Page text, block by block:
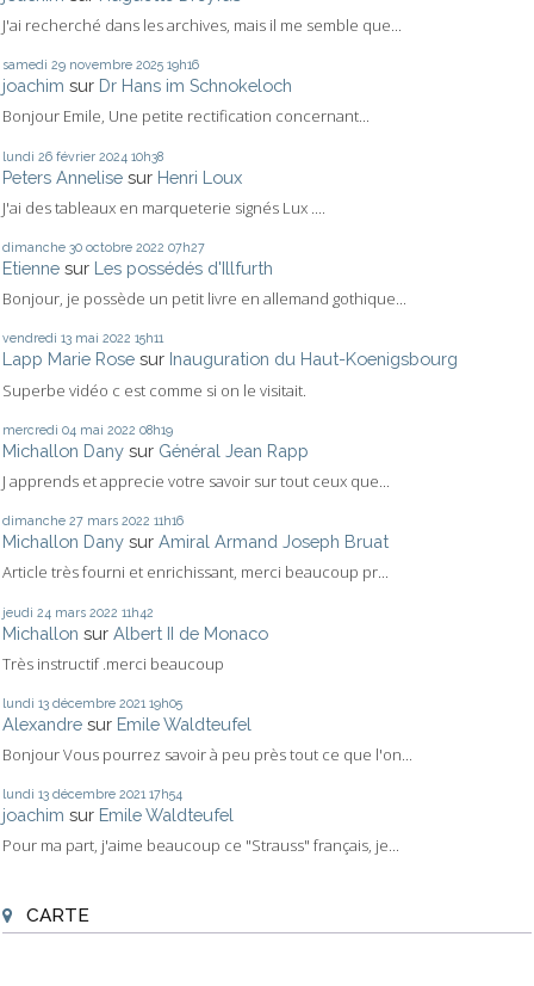
J'ai recherché dans les archives, mais il me semble que...
samedi 29 novembre 2025 19h16
joachim sur Dr Hans im Schnokeloch
Bonjour Emile, Une petite rectification concernant...
lundi 26 février 2024 10h38
Peters Annelise sur Henri Loux
J'ai des tableaux en marqueterie signés Lux ....
dimanche 30 octobre 2022 07h27
Etienne sur Les possédés d'Illfurth
Bonjour, je possède un petit livre en allemand gothique...
vendredi 13 mai 2022 15h11
Lapp Marie Rose sur Inauguration du Haut-Koenigsbourg
Superbe vidéo c est comme si on le visitait.
mercredi 04 mai 2022 08h19
Michallon Dany sur Général Jean Rapp
J apprends et apprecie votre savoir sur tout ceux que...
dimanche 27 mars 2022 11h16
Michallon Dany sur Amiral Armand Joseph Bruat
Article très fourni et enrichissant, merci beaucoup pr...
jeudi 24 mars 2022 11h42
Michallon sur Albert II de Monaco
Très instructif .merci beaucoup
lundi 13 décembre 2021 19h05
Alexandre sur Emile Waldteufel
Bonjour Vous pourrez savoir à peu près tout ce que l'on...
lundi 13 décembre 2021 17h54
joachim sur Emile Waldteufel
Pour ma part, j'aime beaucoup ce "Strauss" français, je...
CARTE